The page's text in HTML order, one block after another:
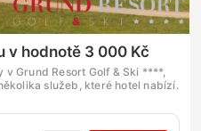
v hodnotě 3 000 Kč
Grund Resort Golf & Ski ****,
služeb, které hotel nabízí.